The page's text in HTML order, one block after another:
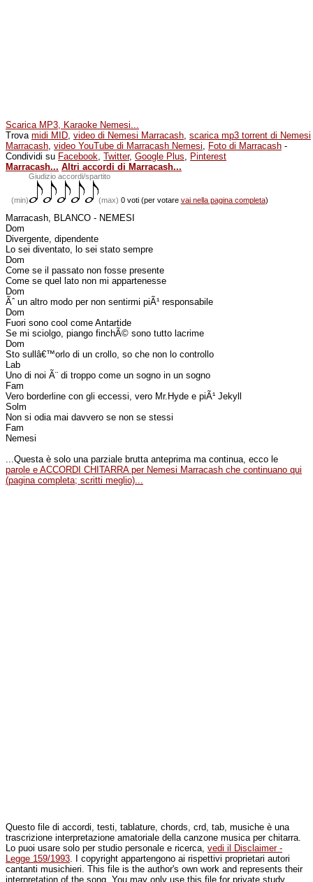
Scarica MP3, Karaoke Nemesi...
Trova midi MID, video di Nemesi Marracash, scarica mp3 torrent di Nemesi
Marracash, video YouTube di Marracash Nemesi, Foto di Marracash -
Condividi su Facebook, Twitter, Google Plus, Pinterest
Marracash... Altri accordi di Marracash...
Giudizio accordi/spartito
(min) (max) 0 voti (per votare vai nella pagina completa)
Marracash, BLANCO - NEMESI
Dom
Divergente, dipendente
Lo sei diventato, lo sei stato sempre
Dom
Come se il passato non fosse presente
Come se quel lato non mi appartenesse
Dom
Ãˆ un altro modo per non sentirmi piÃ¹ responsabile
Dom
Fuori sono cool come Antartide
Se mi sciolgo, piango finchÃ© sono tutto lacrime
Dom
Sto sullâ€™orlo di un crollo, so che non lo controllo
Lab
Uno di noi Ã¨ di troppo come un sogno in un sogno
Fam
Vero borderline con gli eccessi, vero Mr.Hyde e piÃ¹ Jekyll
Solm
Non si odia mai davvero se non se stessi
Fam
Nemesi
...Questa è solo una parziale brutta anteprima ma continua, ecco le
parole e ACCORDI CHITARRA per Nemesi Marracash che continuano qui
(pagina completa; scritti meglio)...
Questo file di accordi, testi, tablature, chords, crd, tab, musiche è una
trascrizione interpretazione amatoriale della canzone musica per chitarra.
Lo puoi usare solo per studio personale e ricerca, vedi il Disclaimer -
Legge 159/1993. I copyright appartengono ai rispettivi proprietari autori
cantanti musichieri. This file is the author's own work and represents their
interpretation of the song. You may only use this file for private study,